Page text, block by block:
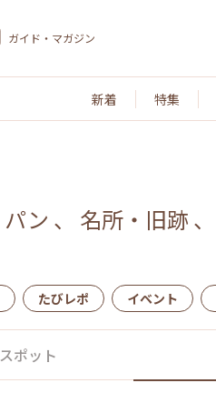
ガイド・マガジン
新着 特集
パン 、 名所・旧跡 、
たびレポ イベント
スポット